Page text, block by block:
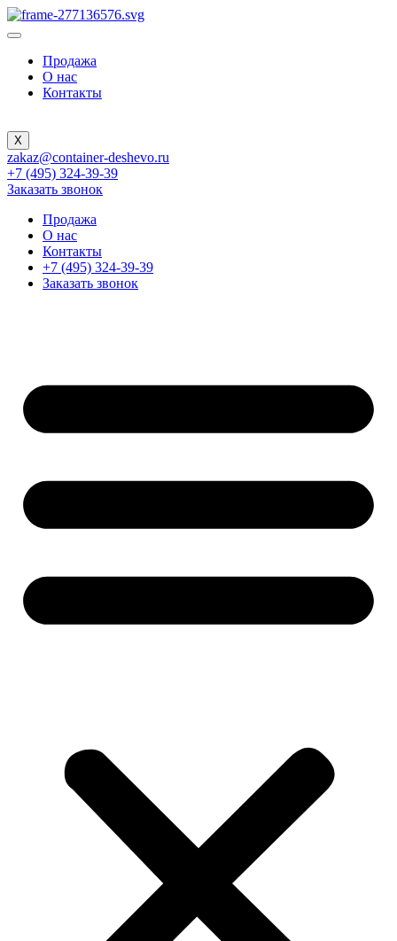
Продажа
О нас
Контакты
X
zakaz@container-deshevo.ru
+7 (495) 324-39-39
Заказать звонок
Продажа
О нас
Контакты
+7 (495) 324-39-39
Заказать звонок